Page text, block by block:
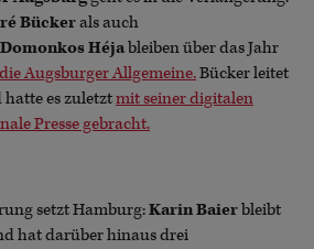
Bückerals auch
Domonkos Héjableiben über das Jahr
Augsburger Allgemeine.Bücker leitet
hatte es zuletztmit seiner digitalen
Presse gebracht.
setzt Hamburg:Karin Baierbleibt
hat darüber hinaus drei